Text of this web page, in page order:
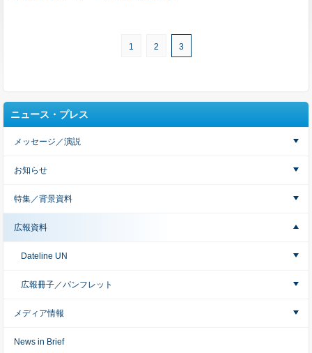
1 2 3
ニュース・プレス
メッセージ／演説
お知らせ
特集／背景資料
広報資料
Dateline UN
広報冊子／パンフレット
メディア情報
News in Brief